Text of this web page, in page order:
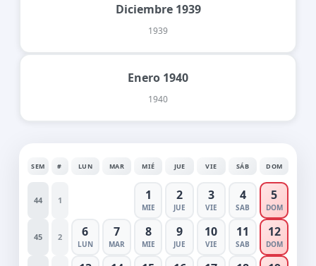
Diciembre 1939
1939
Enero 1940
1940
SEM # LUN MAR MIÉ JUE VIE SÁB DOM
44 1 1
MIE
2
JUE
3
VIE
4
SAB
5
DOM
45 2 6
LUN
7
MAR
8
MIE
9
JUE
10
VIE
11
SAB
12
DOM